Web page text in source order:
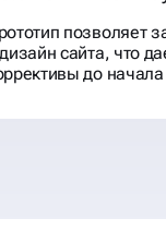
позволяет
сайта, что
до